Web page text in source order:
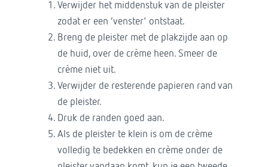
Verwijder het middenstuk van de pleister
zodat er een ‘venster' ontstaat.
Breng de pleister met de plakzijde aan op
de huid, over de crème heen. Smeer de
crème niet uit.
Verwijder de resterende papieren rand van
de pleister.
Druk de randen goed aan.
Als de pleister te klein is om de crème
volledig te bedekken en crème onder de